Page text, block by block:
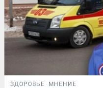
ЗДОРОВЬЕ МНЕНИЕ